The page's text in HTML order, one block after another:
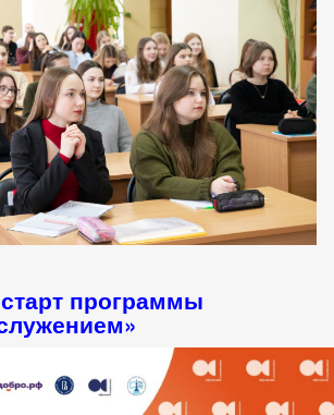
программы